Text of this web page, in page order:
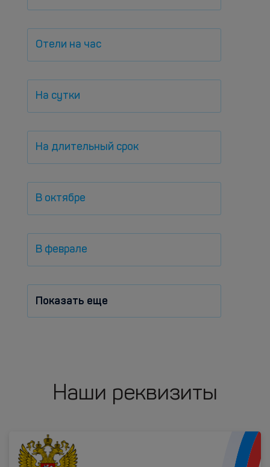
Отели на час
На сутки
На длительный срок
В октябре
В феврале
Показать еще
Наши реквизиты